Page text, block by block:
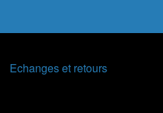
Echanges et retours